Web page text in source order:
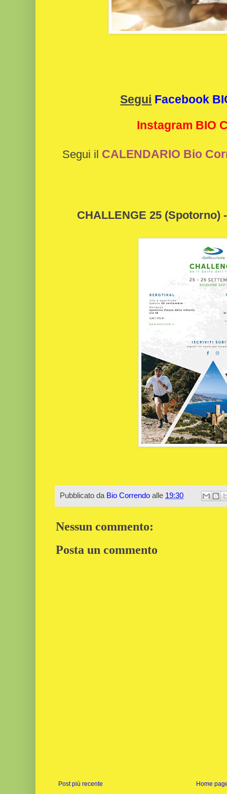
Segui Facebook
Instagram BIO
Segui il CALENDARIO Bio
CHALLENGE 25 (Spotorno)
Pubblicato da Bio Correndo alle 19:30
Nessun commento:
Posta un commento
Post più recente Home